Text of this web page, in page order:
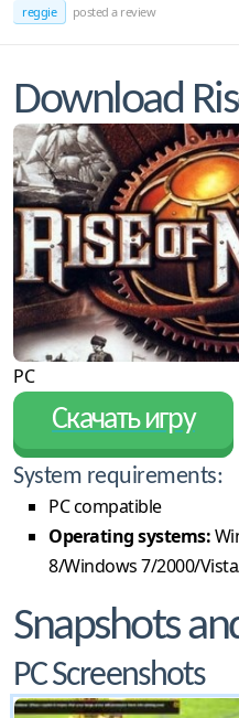
reggie posted a review
Download
PC
Скачать игру
System requirements:
PC compatible
Operating systems:
8/Windows 7/2000/
Snapshots
PC Screenshots